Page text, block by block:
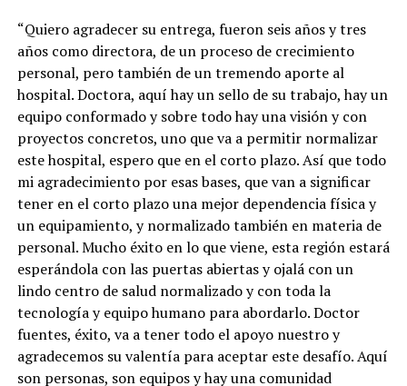
“Quiero agradecer su entrega, fueron seis años y tres
años como directora, de un proceso de crecimiento
personal, pero también de un tremendo aporte al
hospital. Doctora, aquí hay un sello de su trabajo, hay un
equipo conformado y sobre todo hay una visión y con
proyectos concretos, uno que va a permitir normalizar
este hospital, espero que en el corto plazo. Así que todo
mi agradecimiento por esas bases, que van a significar
tener en el corto plazo una mejor dependencia física y
un equipamiento, y normalizado también en materia de
personal. Mucho éxito en lo que viene, esta región estará
esperándola con las puertas abiertas y ojalá con un
lindo centro de salud normalizado y con toda la
tecnología y equipo humano para abordarlo. Doctor
fuentes, éxito, va a tener todo el apoyo nuestro y
agradecemos su valentía para aceptar este desafío. Aquí
son personas, son equipos y hay una comunidad